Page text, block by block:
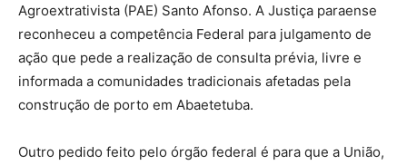
Agroextrativista (PAE) Santo Afonso. A Justiça paraense
reconheceu a competência Federal para julgamento de
ação que pede a realização de consulta prévia, livre e
informada a comunidades tradicionais afetadas pela
construção de porto em Abaetetuba.
Outro pedido feito pelo órgão federal é para que a União,